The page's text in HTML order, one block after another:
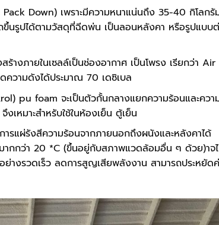
Down) เพราะมีความหนาแน่นถึง 35-40 กิโลก
นรูปได้ตามวัสดุที่ฉีดพ่น เป็นลอนหลังคา หรือรูปแบบ
งภายในเซลล์เป็นช่องอากาศ เป็นโพรง เรียกว่า Air
ความดังได้ประมาณ 70 เดซิเบล
pu foam จะเป็นตัวกั้นกลางแยกความร้อนและควา
งเหมาะสำหรับใช้ในห้องเย็น ตู้เย็น
รแผ่รังสีความร้อนจากภายนอกถึงผนังและหลังคาได้
กกว่า 20 *C (ขึ้นอยู่กับสภาพแวดล้อมอื่น ๆ ด้วย)าจ
ย่างรวดเร็ว ลดการสูญเสียพลังงาน สามารถประหยัด